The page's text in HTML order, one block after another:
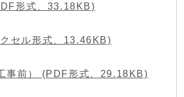
形式、33.18KB)
セル形式、13.46KB)
事前） (PDF形式、29.18KB)